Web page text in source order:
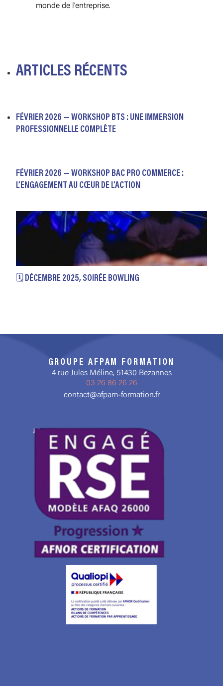
monde de l’entreprise.
ARTICLES RÉCENTS
FÉVRIER 2026 — WORKSHOP BTS : UNE IMMERSION
PROFESSIONNELLE COMPLÈTE
FÉVRIER 2026 — WORKSHOP BAC PRO COMMERCE :
L’ENGAGEMENT AU CŒUR DE L’ACTION
🗓️ DÉCEMBRE 2025, SOIRÉE BOWLING
GROUPE AFPAM FORMATION
4 rue Jules Méline, 51430 Bezannes
03 26 86 26 26
contact@afpam-formation.fr